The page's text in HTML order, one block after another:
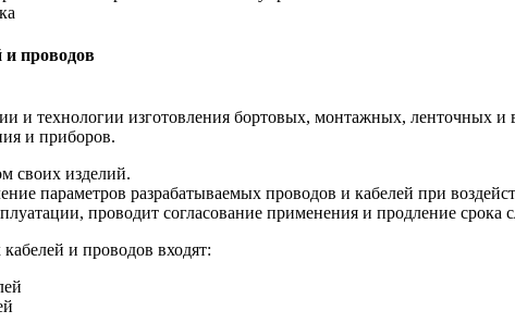
и проводов
и технологии изготовления бортовых, монтажных, ленточных
и приборов.
своих изделий.
параметров разрабатываемых проводов и кабелей при
проводит согласование применения и продление
и проводов входят: